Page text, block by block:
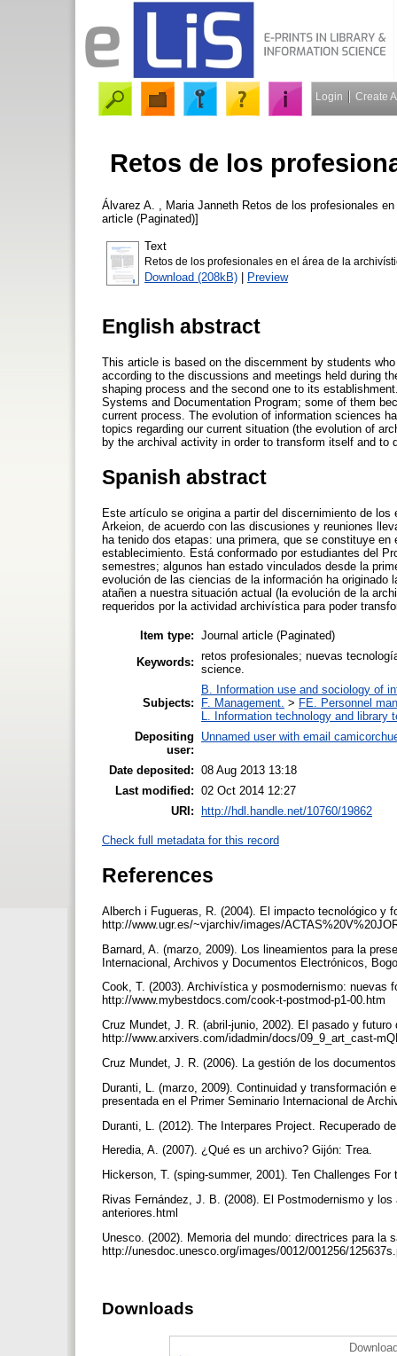
Login Create
Retos de los
Álvarez A. , Maria Janneth Retos de los profesionales
article (Paginated)]
Text
Retos de los profesionales en el área de la
Download (208kB) | Preview
English abstract
This article is based on the discernment by students
according to the discussions and meetings held during
shaping process and the second one to its
Systems and Documentation Program; some of them
current process. The evolution of information sciences
topics regarding our current situation (the evolution of
by the archival activity in order to transform itself and to
Spanish abstract
Este artículo se origina a partir del discernimiento de
Arkeion, de acuerdo con las discusiones y reuniones
ha tenido dos etapas: una primera, que se constituye
establecimiento. Está conformado por estudiantes del
semestres; algunos han estado vinculados desde la
evolución de las ciencias de la información ha
atañen a nuestra situación actual (la evolución de la
requeridos por la actividad archivística para poder
Item type: Journal article (Paginated)
Keywords: retos profesionales; nuevas
science.
Subjects:
B. Information use and sociology of
F. Management. > FE. Personnel
L. Information technology and library
Depositing
user:
Unnamed user with email
Date deposited: 08 Aug 2013 13:18
Last modified: 02 Oct 2014 12:27
URI:
http://hdl.handle.net/10760/19862
Check full metadata for this record
References
Alberch i Fugueras, R. (2004). El impacto tecnológico y
http://www.ugr.es/~vjarchiv/images/
Barnard, A. (marzo, 2009). Los lineamientos para la
Internacional, Archivos y Documentos Electrónicos,
Cook, T. (2003). Archivística y posmodernismo: nuevas
http://www.mybestdocs.com/cook-t-postmod-p1-00.htm
Cruz Mundet, J. R. (abril-junio, 2002). El pasado y
http://www.arxivers.com/idadmin/docs/09_9_art_cast-
Cruz Mundet, J. R. (2006). La gestión de los
Duranti, L. (marzo, 2009). Continuidad y
presentada en el Primer Seminario Internacional de
Duranti, L. (2012). The Interpares Project. Recuperado
Heredia, A. (2007). ¿Qué es un archivo? Gijón: Trea.
Hickerson, T. (sping-summer, 2001). Ten Challenges
Rivas Fernández, J. B. (2008). El Postmodernismo y
anteriores.html
Unesco. (2002). Memoria del mundo: directrices para la
http://unesdoc.unesco.org/images/0012/001256/
Downloads